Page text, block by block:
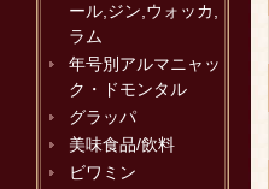
ール,ジン,ウォッカ,
ラム
年号別アルマニャッ
ク・ドモンタル
グラッパ
美味食品/飲料
ビワミン